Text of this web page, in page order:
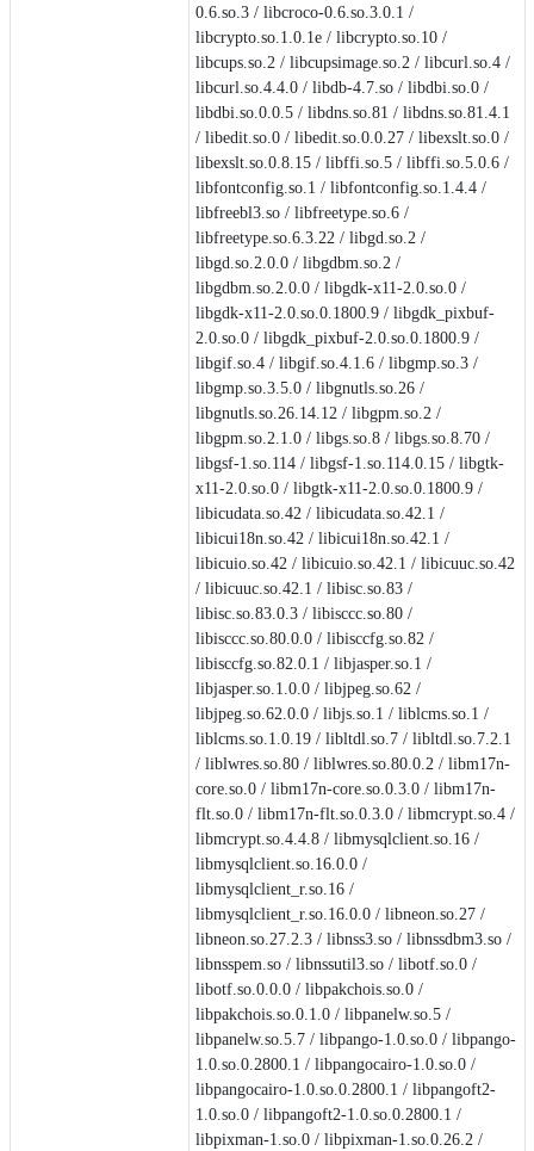
0.6.so.3 / libcroco-0.6.so.3.0.1 /
libcrypto.so.1.0.1e / libcrypto.so.10 /
libcups.so.2 / libcupsimage.so.2 / libcurl.so.4 /
libcurl.so.4.4.0 / libdb-4.7.so / libdbi.so.0 /
libdbi.so.0.0.5 / libdns.so.81 / libdns.so.81.4.1
/ libedit.so.0 / libedit.so.0.0.27 / libexslt.so.0 /
libexslt.so.0.8.15 / libffi.so.5 / libffi.so.5.0.6 /
libfontconfig.so.1 / libfontconfig.so.1.4.4 /
libfreebl3.so / libfreetype.so.6 /
libfreetype.so.6.3.22 / libgd.so.2 /
libgd.so.2.0.0 / libgdbm.so.2 /
libgdbm.so.2.0.0 / libgdk-x11-2.0.so.0 /
libgdk-x11-2.0.so.0.1800.9 / libgdk_pixbuf-
2.0.so.0 / libgdk_pixbuf-2.0.so.0.1800.9 /
libgif.so.4 / libgif.so.4.1.6 / libgmp.so.3 /
libgmp.so.3.5.0 / libgnutls.so.26 /
libgnutls.so.26.14.12 / libgpm.so.2 /
libgpm.so.2.1.0 / libgs.so.8 / libgs.so.8.70 /
libgsf-1.so.114 / libgsf-1.so.114.0.15 / libgtk-
x11-2.0.so.0 / libgtk-x11-2.0.so.0.1800.9 /
libicudata.so.42 / libicudata.so.42.1 /
libicui18n.so.42 / libicui18n.so.42.1 /
libicuio.so.42 / libicuio.so.42.1 / libicuuc.so.42
/ libicuuc.so.42.1 / libisc.so.83 /
libisc.so.83.0.3 / libisccc.so.80 /
libisccc.so.80.0.0 / libisccfg.so.82 /
libisccfg.so.82.0.1 / libjasper.so.1 /
libjasper.so.1.0.0 / libjpeg.so.62 /
libjpeg.so.62.0.0 / libjs.so.1 / liblcms.so.1 /
liblcms.so.1.0.19 / libltdl.so.7 / libltdl.so.7.2.1
/ liblwres.so.80 / liblwres.so.80.0.2 / libm17n-
core.so.0 / libm17n-core.so.0.3.0 / libm17n-
flt.so.0 / libm17n-flt.so.0.3.0 / libmcrypt.so.4 /
libmcrypt.so.4.4.8 / libmysqlclient.so.16 /
libmysqlclient.so.16.0.0 /
libmysqlclient_r.so.16 /
libmysqlclient_r.so.16.0.0 / libneon.so.27 /
libneon.so.27.2.3 / libnss3.so / libnssdbm3.so /
libnsspem.so / libnssutil3.so / libotf.so.0 /
libotf.so.0.0.0 / libpakchois.so.0 /
libpakchois.so.0.1.0 / libpanelw.so.5 /
libpanelw.so.5.7 / libpango-1.0.so.0 / libpango-
1.0.so.0.2800.1 / libpangocairo-1.0.so.0 /
libpangocairo-1.0.so.0.2800.1 / libpangoft2-
1.0.so.0 / libpangoft2-1.0.so.0.2800.1 /
libpixman-1.so.0 / libpixman-1.so.0.26.2 /